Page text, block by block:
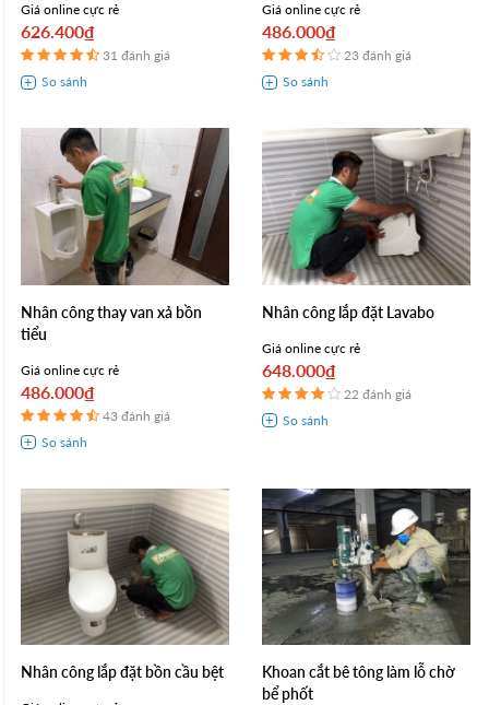
Giá online cực rẻ
626.400₫
31 đánh giá
Giá online cực rẻ
486.000₫
23 đánh giá
Nhân công thay van xả bồn
tiểu
Giá online cực rẻ
486.000₫
43 đánh giá
Nhân công lắp đặt Lavabo
Giá online cực rẻ
648.000₫
22 đánh giá
Nhân công lắp đặt bồn cầu bệt
Khoan cắt bê tông làm lỗ chờ
bể phốt